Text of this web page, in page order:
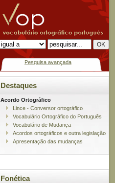
Pesquisa avançada
Destaques
Acordo Ortográfico
Lince - Conversor ortográfico
Vocabulário Ortográfico do Português
Vocabulário de Mudança
Acordos ortográficos e outra legislação
Apresentação das mudanças
Fonética